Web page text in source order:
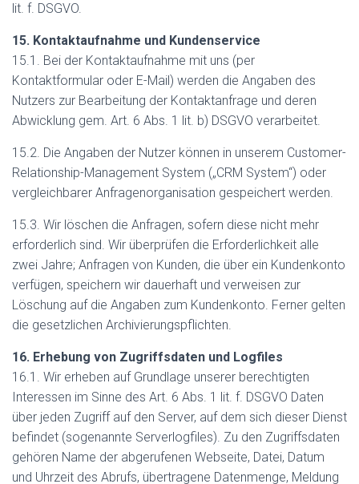
lit. f. DSGVO.
15. Kontaktaufnahme und Kundenservice
15.1. Bei der Kontaktaufnahme mit uns (per
Kontaktformular oder E-Mail) werden die Angaben des
Nutzers zur Bearbeitung der Kontaktanfrage und deren
Abwicklung gem. Art. 6 Abs. 1 lit. b) DSGVO verarbeitet.
15.2. Die Angaben der Nutzer können in unserem Customer-
Relationship-Management System („CRM System“) oder
vergleichbarer Anfragenorganisation gespeichert werden.
15.3. Wir löschen die Anfragen, sofern diese nicht mehr
erforderlich sind. Wir überprüfen die Erforderlichkeit alle
zwei Jahre; Anfragen von Kunden, die über ein Kundenkonto
verfügen, speichern wir dauerhaft und verweisen zur
Löschung auf die Angaben zum Kundenkonto. Ferner gelten
die gesetzlichen Archivierungspflichten.
16. Erhebung von Zugriffsdaten und Logfiles
16.1. Wir erheben auf Grundlage unserer berechtigten
Interessen im Sinne des Art. 6 Abs. 1 lit. f. DSGVO Daten
über jeden Zugriff auf den Server, auf dem sich dieser Dienst
befindet (sogenannte Serverlogfiles). Zu den Zugriffsdaten
gehören Name der abgerufenen Webseite, Datei, Datum
und Uhrzeit des Abrufs, übertragene Datenmenge, Meldung